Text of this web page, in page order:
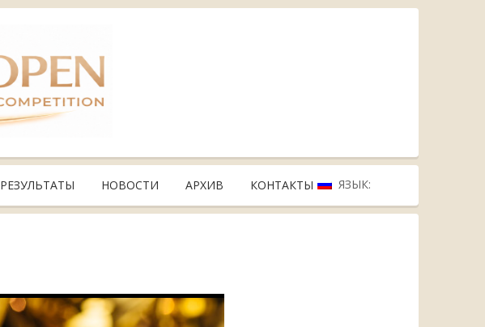
РЕЗУЛЬТАТЫ НОВОСТИ АРХИВ КОНТАКТЫ ЯЗЫК: